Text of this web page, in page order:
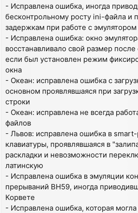
- Исправлена ошибка, иногда
бесконтрольному росту ini-файла и
задержкам при работе с эмулятором
- Исправлена ошибка: окно
восстанавливало свой размер
если был установлен режим
окна
- Океан: исправлена ошибка с
основном проявлявшаяся при
строки
- Океан: исправлена не всегда
файлов
- Львов: исправлена ошибка в smart-
клавиатуры, проявлявшаяся в
раскладки и невозможности
латинскую
- Исправлена ошибка в эмуляции
прерываний ВН59, иногда
Корвете
- Исправлена ошибка, которая могла